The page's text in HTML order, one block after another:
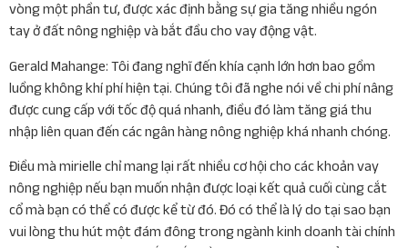
vòng một phần tư, được xác định bằng sự gia tăng nhiều ngón
tay ở đất nông nghiệp và bắt đầu cho vay động vật.
Gerald Mahange: Tôi đang nghĩ đến khía cạnh lớn hơn bao gồm
luồng không khí phí ​​hiện tại. Chúng tôi đã nghe nói về chi phí nâng
được cung cấp với tốc độ quá nhanh, điều đó làm tăng giá thu
nhập liên quan đến các ngân hàng nông nghiệp khá nhanh chóng.
Điều mà mirielle chỉ mang lại rất nhiều cơ hội cho các khoản vay
nông nghiệp nếu bạn muốn nhận được loại kết quả cuối cùng cắt
cổ mà bạn có thể có được kể từ đó. Đó có thể là lý do tại sao bạn
vui lòng thu hút một đám đông trong ngành kinh doanh tài chính